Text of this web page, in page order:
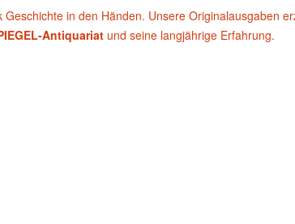
in den Händen. Unsere Originalausgaben
Antiquariat und seine langjährige Erfahrung.